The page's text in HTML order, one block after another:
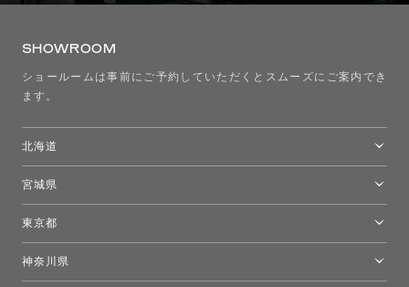
SHOWROOM
ショールームは事前にご予約していただくとスムーズにご案内でき
ます。
北海道
宮城県
東京都
神奈川県